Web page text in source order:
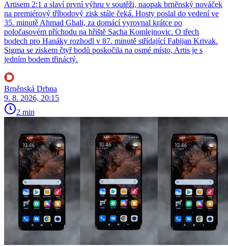
Artisem 2:1 a slaví první výhru v soutěži, naopak brněnský nováček
na premiérový tříbodový zisk stále čeká. Hosty poslal do vedení ve
35. minutě Ahmad Ghali, za domácí vyrovnal krátce po
poločasovém příchodu na hřiště Sacha Komlejnovic. O třech
bodech pro Hanáky rozhodl v 87. minutě střídající Fabijan Krivak.
Sigma se ziskem čtyř bodů poskočila na osmé místo, Artis je s
jedním bodem třináctý.
Brněnská Drbna
9. 8. 2026, 20:15
2 min